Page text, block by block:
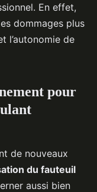
En effet,
dommages plus
l’autonomie de
pour
de nouveaux
du fauteuil
aussi bien